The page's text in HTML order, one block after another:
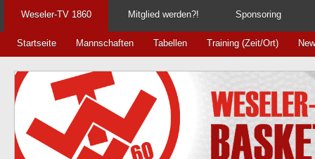
Weseler-TV 1860 Mitglied werden?! Sponsoring
Startseite Mannschaften Tabellen Training (Zeit/Ort)